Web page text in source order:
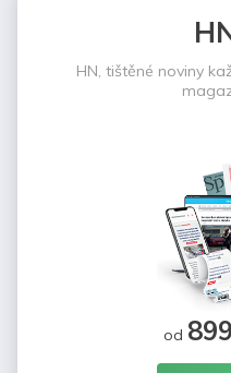
HN, tištěné noviny
od